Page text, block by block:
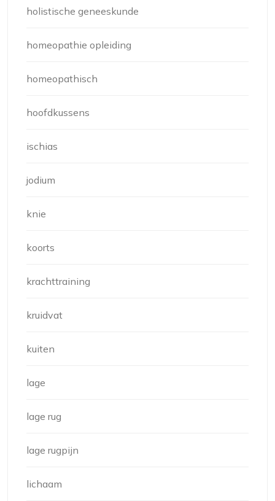
holistische geneeskunde
homeopathie opleiding
homeopathisch
hoofdkussens
ischias
jodium
knie
koorts
krachttraining
kruidvat
kuiten
lage
lage rug
lage rugpijn
lichaam